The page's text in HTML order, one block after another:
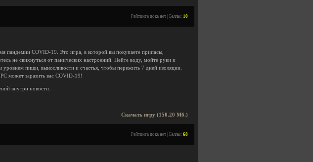
Рейтинга пока нет | Баллы: 10
пандемии COVID-19. Это игра, в которой вы покупаете припасы,
не свихнуться от панических настроений. Пейте воду, мойте руки и
уровнем пищи, выносливости и счастья, чтобы пережить 7 дней изоляции.
может заразить вас COVID-19!
внутри новости.
Скачать игру (150.20 Мб.)
Рейтинга пока нет | Баллы: 68